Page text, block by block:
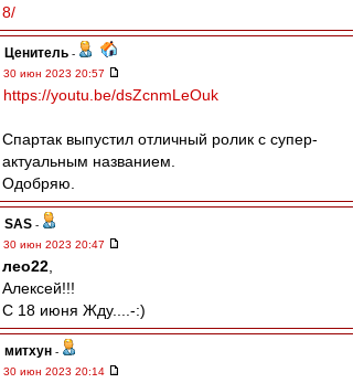
8/
Ценитель -
30 июн 2023 20:57
https://youtu.be/dsZcnmLeOuk
Спартак выпустил отличный ролик с супер-
актуальным названием.
Одобряю.
SAS -
30 июн 2023 20:47
лео22
Алексей!!!
С 18 июня Жду....-:)
митхун -
30 июн 2023 20:14